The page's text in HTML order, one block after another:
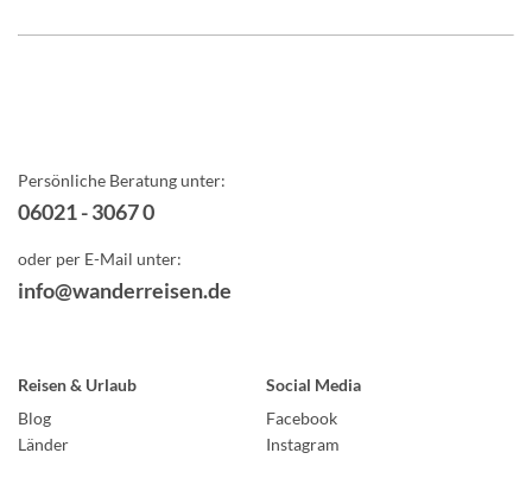
Persönliche Beratung unter:
06021 - 3067 0
oder per E-Mail unter:
info@wanderreisen.de
Reisen & Urlaub
Blog
Länder
Social Media
Facebook
Instagram